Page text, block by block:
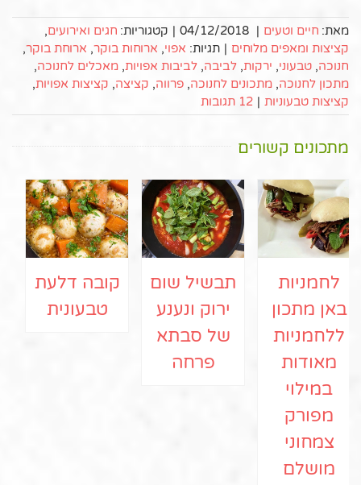
מאת: חיים וטעים |
04/12/2018
| קטגוריות: חגים ואירועים,
קציצות ומאפים מלוחים | תגיות: אפוי, ארוחות בוקר, ארוחת בוקר,
חנוכה, טבעוני, ירקות, לביבה, לביבות אפויות, מאכלים לחנוכה,
מתכון לחנוכה, מתכונים לחנוכה, פרווה, קציצה, קציצות אפויות,
קציצות טבעוניות | 12 תגובות
מתכונים קשורים
קובה דלעת
טבעונית
תבשיל שום
ירוק ונענע
של סבתא
פרחה
לחמניות
באן מתכון
ללחמניות
מאודות
במילוי
מפורק
צמחוני
מושלם